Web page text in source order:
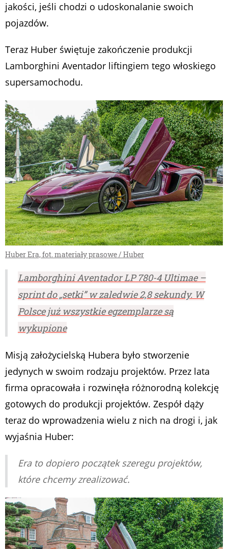
jakości, jeśli chodzi o udoskonalanie swoich
pojazdów.
Teraz Huber świętuje zakończenie produkcji
Lamborghini Aventador liftingiem tego włoskiego
supersamochodu.
Huber Era, fot. materiały prasowe / Huber
Lamborghini Aventador LP 780-4 Ultimae –
sprint do „setki” w zaledwie 2,8 sekundy. W
Polsce już wszystkie egzemplarze są
wykupione
Misją założycielską Hubera było stworzenie
jedynych w swoim rodzaju projektów. Przez lata
firma opracowała i rozwinęła różnorodną kolekcję
gotowych do produkcji projektów. Zespół dąży
teraz do wprowadzenia wielu z nich na drogi i, jak
wyjaśnia Huber:
Era to dopiero początek szeregu projektów,
które chcemy zrealizować.